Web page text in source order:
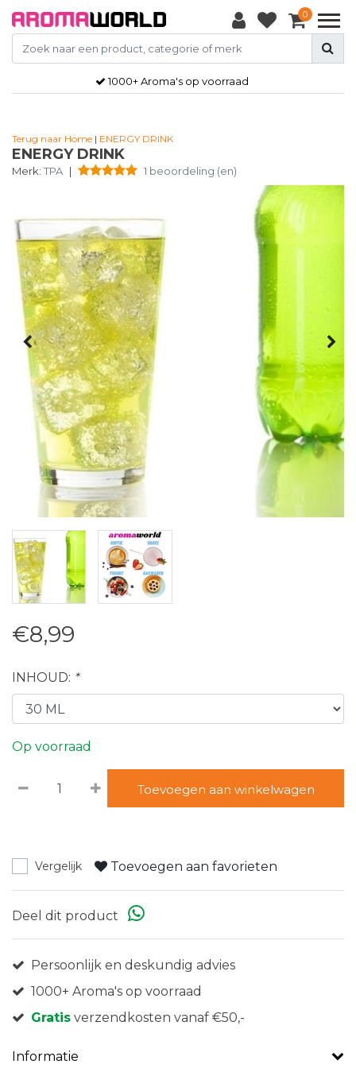
0
1000+ Aroma's op voorraad
Terug naar Home | ENERGY DRINK
ENERGY DRINK
Merk: TPA | 1 beoordeling (en)
€8,99
INHOUD: *
Op voorraad
Toevoegen aan winkelwagen
Vergelijk Toevoegen aan favorieten
Deel dit product
Persoonlijk en deskundig advies
1000+ Aroma's op voorraad
Gratis verzendkosten vanaf €50,-
Informatie